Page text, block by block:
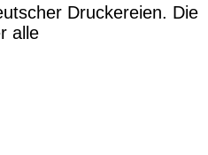
Druckereien. Die
alle